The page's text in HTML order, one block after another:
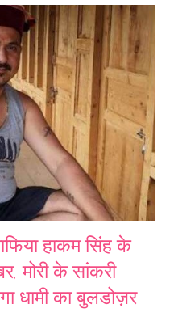
अंकिता का शव बरामद हुआ। जिसके
गया। शव का अंतिम संस्कार आज
लेकर उत्तराखण्ड के आम लोगो मे
हाकम सिंह के
मोरी के सांकरी
धामी का बुलडोज़र